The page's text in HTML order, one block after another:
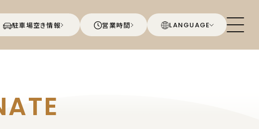
駐車場空き情報 営業時間 LANGUAGE